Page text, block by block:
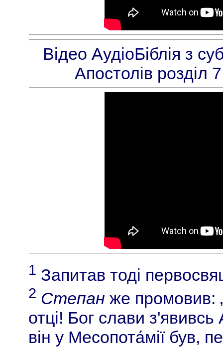
Відео АудіоБіблія з
Апостолів розділ
1 Запитав тоді
2 Степан же промовив:
отці! Бог слави
він у Месопота́мії був,